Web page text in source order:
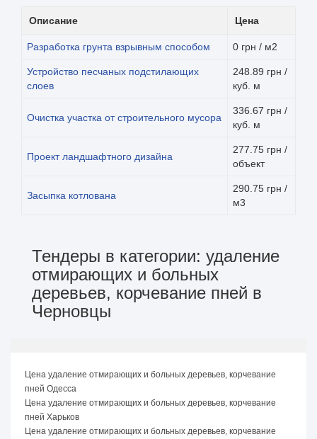
Описание Цена
Разработка грунта взрывным способом 0 грн / м2
Устройство песчаных подстилающих
слоев
248.89 грн /
куб. м
Очистка участка от строительного мусора
336.67 грн /
куб. м
Проект ландшафтного дизайна
277.75 грн /
объект
Засыпка котлована
290.75 грн /
м3
Тендеры в категории: удаление
отмирающих и больных
деревьев, корчевание пней в
Черновцы
Цена удаление отмирающих и больных деревьев, корчевание
пней Одесса
Цена удаление отмирающих и больных деревьев, корчевание
пней Харьков
Цена удаление отмирающих и больных деревьев, корчевание